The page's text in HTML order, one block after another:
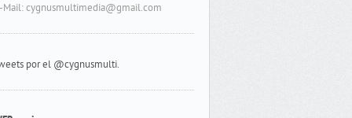
Mail: cygnusmultimedia@gmail.com
por el @cygnusmulti.